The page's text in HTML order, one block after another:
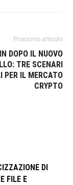
Prossimo articolo
DOPO IL NUOVO
TRE SCENARI
PER IL MERCATO
CRYPTO
DI
FILE E